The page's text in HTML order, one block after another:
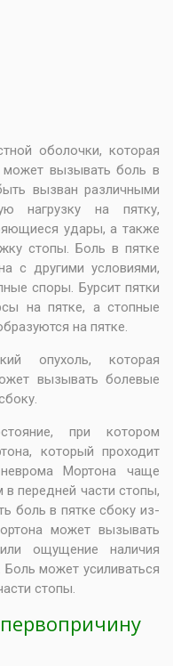
оболочки, которая
может вызывать боль в
вызван различными
нагрузку на пятку,
удары, а также
стопы. Боль в пятке
с другими условиями,
споры. Бурсит пятки
на пятке, а стопные
на пятке.
опухоль, которая
вызывать болевые
при котором
который проходит
Мортона чаще
передней части стопы,
боль в пятке сбоку из-
может вызывать
ощущение наличия
Боль может усиливаться
стопы.